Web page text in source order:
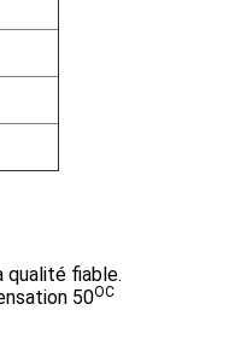
qualité fiable.
50OC